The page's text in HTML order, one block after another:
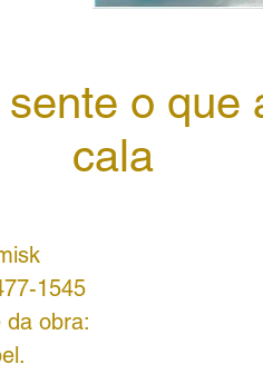
o que
cala
1545
da obra: